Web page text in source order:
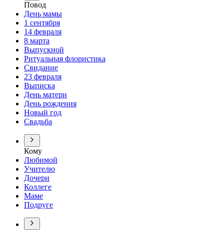
Повод
День мамы
1 сентября
14 февраля
8 марта
Выпускной
Ритуальная флористика
Свидание
23 февраля
Выписка
День матери
День рождения
Новый год
Свадьба
Кому
Любимой
Учителю
Дочери
Коллеге
Маме
Подруге